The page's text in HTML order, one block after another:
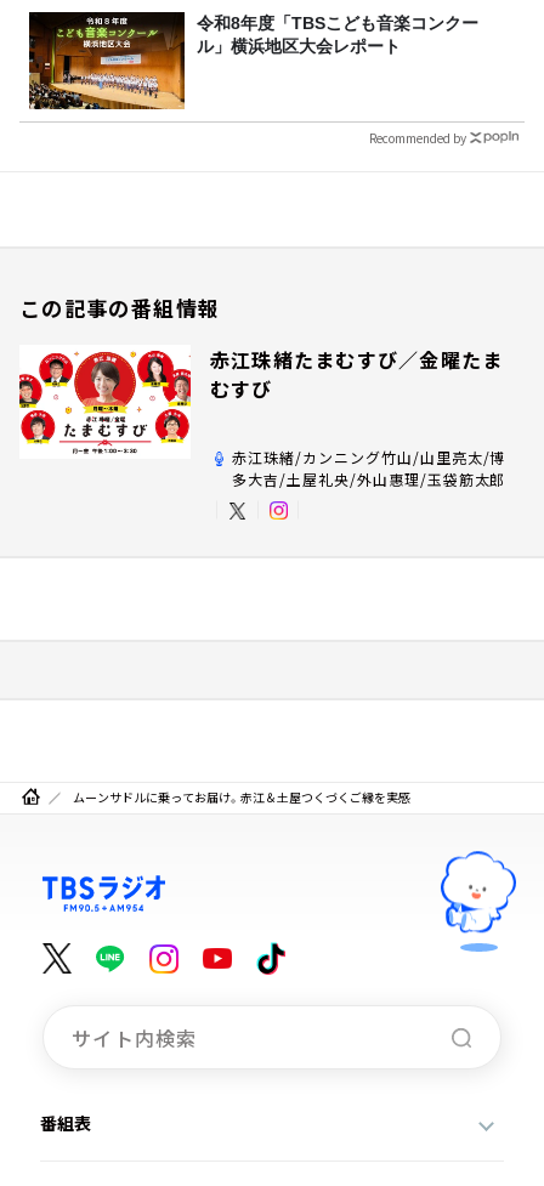
令和8年度「TBSこども音楽コンクー
ル」横浜地区大会レポート
Recommended by
この記事の番組情報
赤江珠緒たまむすび／金曜たま
むすび
赤江珠緒/カンニング竹山/山里亮太/博
多大吉/土屋礼央/外山惠理/玉袋筋太郎
ムーンサドルに乗ってお届け。赤江＆土屋つくづくご縁を実感
番組表